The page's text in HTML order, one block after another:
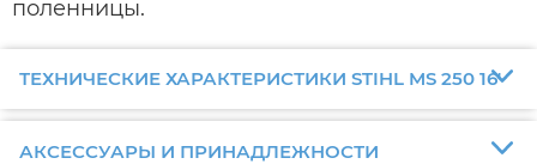
поленницы.
ТЕХНИЧЕСКИЕ ХАРАКТЕРИСТИКИ STIHL MS 250 16'
АКСЕССУАРЫ И ПРИНАДЛЕЖНОСТИ